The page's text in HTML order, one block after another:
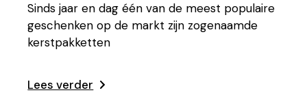
Sinds jaar en dag één van de meest populaire
geschenken op de markt zijn zogenaamde
kerstpakketten
Lees verder